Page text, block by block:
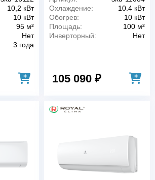
10,2 кВт
10 кВт
95 м²
Нет
3 года
Охлаждение:
10.4 кВт
Обогрев:
10 кВт
Площадь:
100 м²
Инверторный:
Нет
105 090 ₽